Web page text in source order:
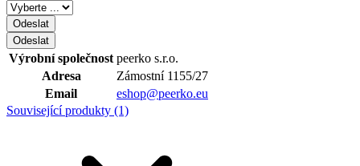
Výrobní společnost peerko s.r.o.
Adresa
Zámostní 1155/27
Email
eshop@peerko.eu
Související produkty (1)